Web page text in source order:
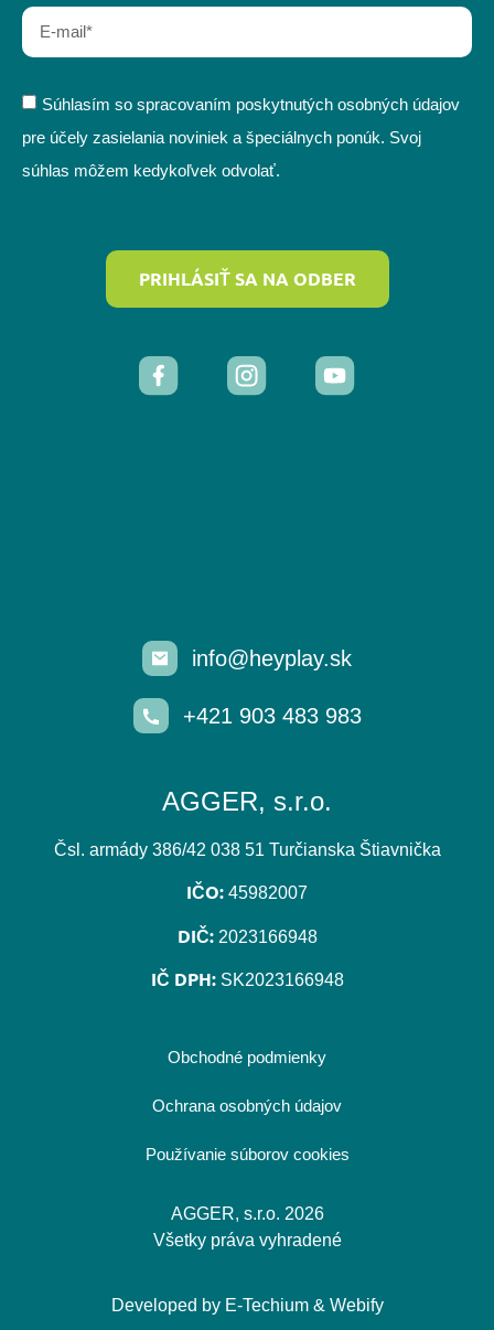
info@heyplay.sk
+421 903 483 983
AGGER, s.r.o.
Čsl. armády 386/42 038 51 Turčianska Štiavnička
IČO: 45982007
DIČ: 2023166948
IČ DPH: SK2023166948
Súhlasím so spracovaním poskytnutých osobných údajov
pre účely zasielania noviniek a špeciálnych ponúk. Svoj
súhlas môžem kedykoľvek odvolať.
PRIHLÁSIŤ SA NA ODBER
Obchodné podmienky
Ochrana osobných údajov
Používanie súborov cookies
AGGER, s.r.o. 2026
Všetky práva vyhradené
Developed by E-Techium& Webify